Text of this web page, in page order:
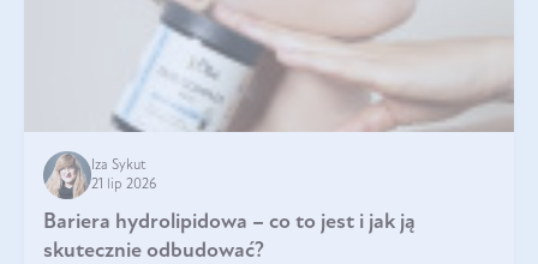
Iza Sykut
21 lip 2026
Bariera hydrolipidowa – co to jest i jak ją
skutecznie odbudować?